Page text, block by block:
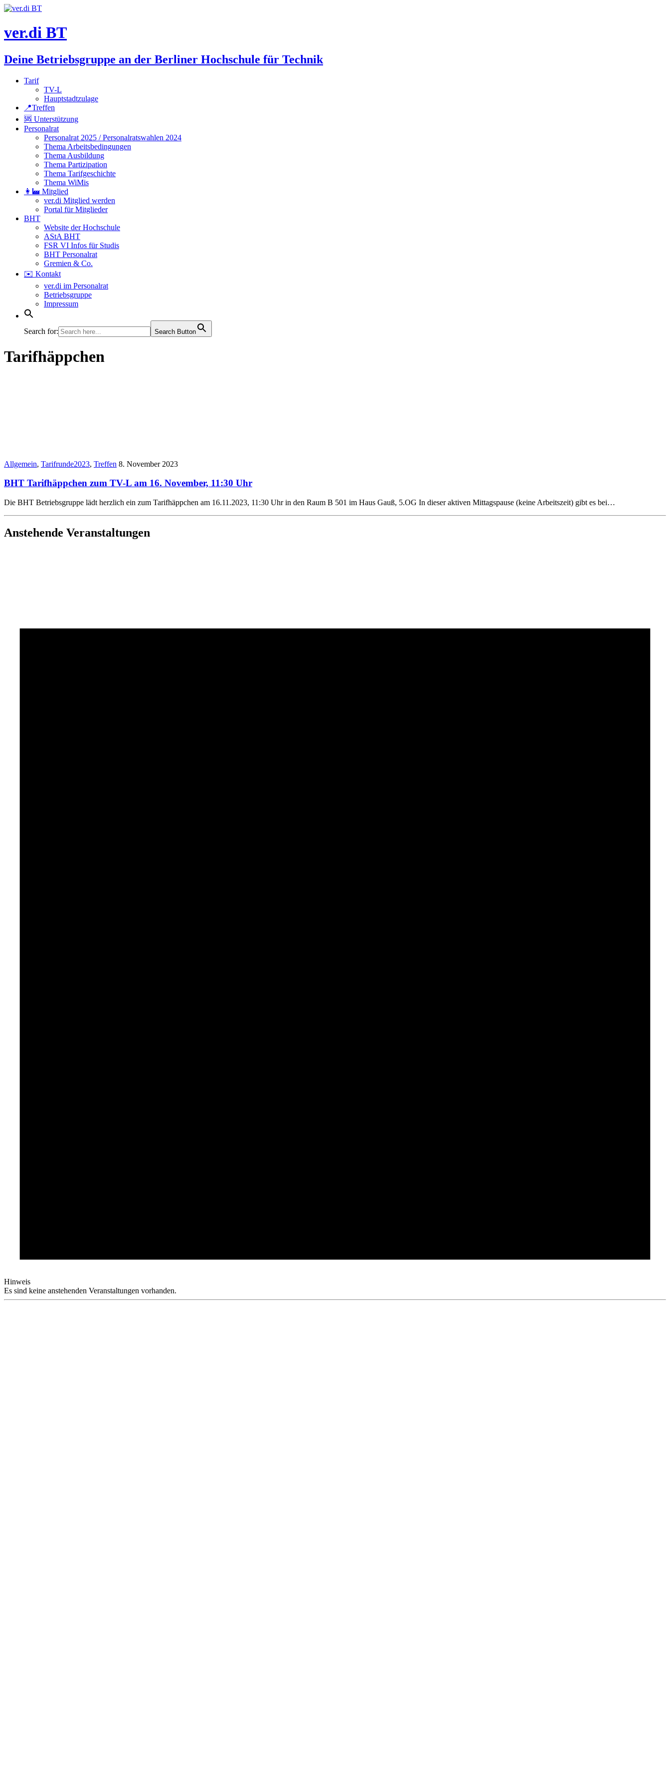
ver.di BT
Deine Betriebsgruppe an der Berliner Hochschule für Technik
Tarif
TV-L
Hauptstadtzulage
📍Treffen
🆘 Unterstützung
Personalrat
Personalrat 2025 / Personalratswahlen 2024
Thema Arbeitsbedingungen
Thema Ausbildung
Thema Partizipation
Thema Tarifgeschichte
Thema WiMis
👩‍🏭 Mitglied
ver.di Mitglied werden
Portal für Mitglieder
BHT
Website der Hochschule
AStA BHT
FSR VI Infos für Studis
BHT Personalrat
Gremien & Co.
✉️ Kontakt
ver.di im Personalrat
Betriebsgruppe
Impressum
Search for: Search Button
Tarifhäppchen
Allgemein, Tarifrunde2023, Treffen 8. November 2023
BHT Tarifhäppchen zum TV-L am 16. November, 11:30 Uhr
Die BHT Betriebsgruppe lädt herzlich ein zum Tarifhäppchen am 16.11.2023, 11:30 Uhr in den Raum B 501 im Haus Gauß, 5.OG In dieser aktiven Mittagspause (keine Arbeitszeit) gibt es bei…
Anstehende Veranstaltungen
Hinweis
Es sind keine anstehenden Veranstaltungen vorhanden.